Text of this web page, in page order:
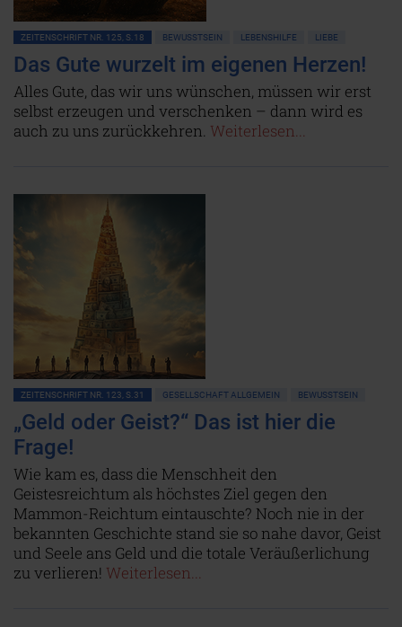
ZEITENSCHRIFT NR. 125, S.18 BEWUSSTSEIN LEBENSHILFE LIEBE
Das Gute wurzelt im eigenen Herzen!
Alles Gute, das wir uns wünschen, müssen wir erst
selbst erzeugen und verschenken – dann wird es
auch zu uns zurückkehren. Weiterlesen...
ZEITENSCHRIFT NR. 123, S.31 GESELLSCHAFT ALLGEMEIN BEWUSSTSEIN
„Geld oder Geist?“ Das ist hier die
Frage!
Wie kam es, dass die Menschheit den
Geistesreichtum als höchstes Ziel gegen den
Mammon-Reichtum eintauschte? Noch nie in der
bekannten Geschichte stand sie so nahe davor, Geist
und Seele ans Geld und die totale Veräußerlichung
zu verlieren! Weiterlesen...